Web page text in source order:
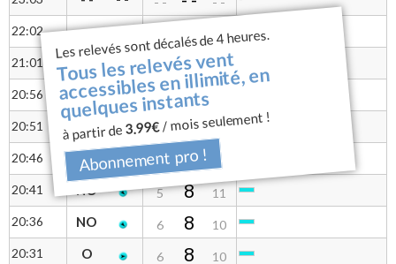
Les relevés sont décalés de 4 heures.
Tous les relevés vent
accessibles en illimité, en
quelques instants
à partir de3.99€/ mois seulement !
Abonnement pro !
22:02 - - - - - - - -
21:01 - - - - - - - -
20:56 NO 5 8
20:51
NO 6 8
10
20:46
NO 6 9
12
20:41
NO 5 8
11
20:36
NO 6 8
10
20:31
O 6 8
10